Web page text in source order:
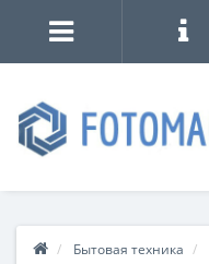
Бытовая техника